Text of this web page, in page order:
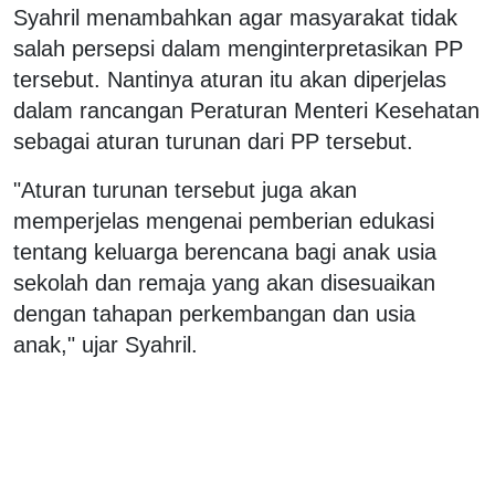
Syahril menambahkan agar masyarakat tidak
salah persepsi dalam menginterpretasikan PP
tersebut. Nantinya aturan itu akan diperjelas
dalam rancangan Peraturan Menteri Kesehatan
sebagai aturan turunan dari PP tersebut.
"Aturan turunan tersebut juga akan
memperjelas mengenai pemberian edukasi
tentang keluarga berencana bagi anak usia
sekolah dan remaja yang akan disesuaikan
dengan tahapan perkembangan dan usia
anak," ujar Syahril.